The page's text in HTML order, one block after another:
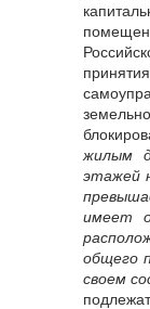
жилым
этажей
имеет
общего
своем